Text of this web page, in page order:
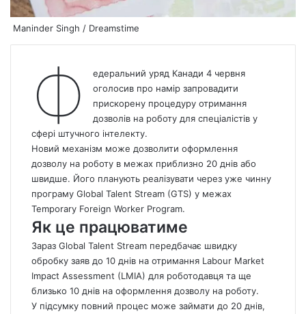
Maninder Singh / Dreamstime
Ф
едеральний уряд Канади 4 червня
оголосив про намір запровадити
прискорену процедуру отримання
дозволів на роботу для спеціалістів у
сфері штучного інтелекту.
Новий механізм може дозволити оформлення
дозволу на роботу в межах приблизно 20 днів або
швидше. Його планують реалізувати через уже чинну
програму Global Talent Stream (GTS) у межах
Temporary Foreign Worker Program.
Як це працюватиме
Зараз Global Talent Stream передбачає швидку
обробку заяв до 10 днів на отримання Labour Market
Impact Assessment (LMIA) для роботодавця та ще
близько 10 днів на оформлення дозволу на роботу.
У підсумку повний процес може займати до 20 днів,